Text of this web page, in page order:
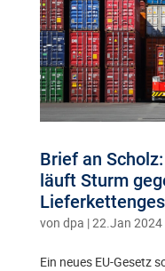
Brief an
läuft Sturm
von dpa |22.Jan 2024
Ein neues EU-Gesetz